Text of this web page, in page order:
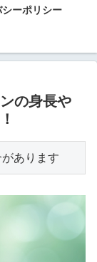
シーポリシー
の身長や
あります